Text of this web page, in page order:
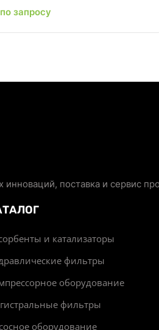
по запросу
поставка и сервис
и катализаторы
фильтры
оборудование
фильтры
оборудование